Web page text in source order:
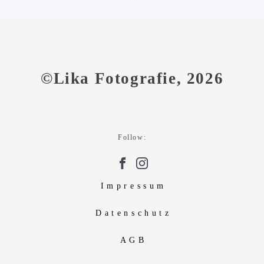
©Lika Fotografie, 2026
Follow:
Impressum
Datenschutz
AGB